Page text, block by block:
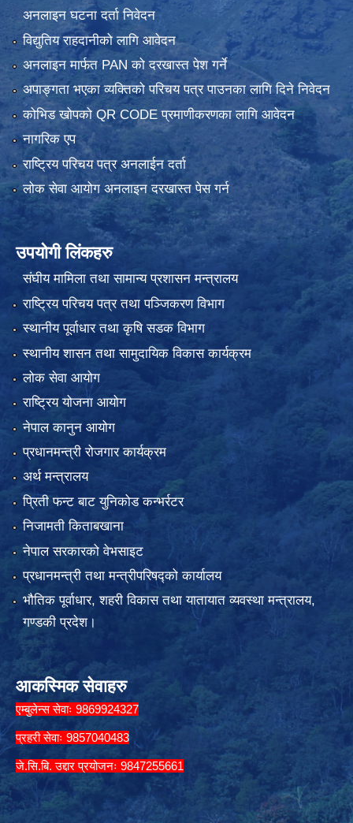
अनलाइन घटना दर्ता निवेदन
विद्युतिय राहदानीको लागि आवेदन
अनलाइन मार्फत PAN को दरखास्त पेश गर्ने
अपाङ्गता भएका व्यक्तिको परिचय पत्र पाउनका लागि दिने निवेदन
कोभिड खोपको QR CODE प्रमाणीकरणका लागि आवेदन
नागरिक एप
राष्ट्रिय परिचय पत्र अनलाईन दर्ता
लोक सेवा आयोग अनलाइन दरखास्त पेस गर्न
उपयोगी लिंकहरु
संघीय मामिला तथा सामान्य प्रशासन मन्त्रालय
राष्ट्रिय परिचय पत्र तथा पञ्जिकरण विभाग
स्थानीय पूर्वाधार तथा कृषि सडक विभाग
स्थानीय शासन तथा सामुदायिक विकास कार्यक्रम
लोक सेवा आयोग
राष्ट्रिय योजना आयोग
नेपाल कानुन आयोग
प्रधानमन्त्री रोजगार कार्यक्रम
अर्थ मन्त्रालय
प्रिती फन्ट बाट युनिकोड कन्भर्रटर
निजामती किताबखाना
नेपाल सरकारको वेभसाइट
प्रधानमन्त्री तथा मन्त्रीपरिषद्को कार्यालय
भौतिक पूर्वाधार, शहरी विकास तथा यातायात व्यवस्था मन्त्रालय,
गण्डकी प्रदेश।
आकस्मिक सेवाहरु
एम्बुलेन्स सेवाः 9869924327
प्रहरी सेवाः 9857040483
जे.सि.बि. उद्दार प्रयोजनः 9847255661